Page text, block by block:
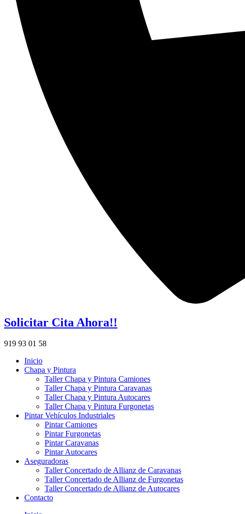
Solicitar Cita Ahora!!
919 93 01 58
Inicio
Chapa y Pintura
Taller Chapa y Pintura Camiones
Taller Chapa y Pintura Caravanas
Taller Chapa y Pintura Autocares
Taller Chapa y Pintura Furgonetas
Pintar Vehículos Industriales
Pintar Camiones
Pintar Furgonetas
Pintar Caravanas
Pintar Autocares
Aseguradoras
Taller Concertado de Allianz de Caravanas
Taller Concertado de Allianz de Furgonetas
Taller Concertado de Allianz de Autocares
Contacto